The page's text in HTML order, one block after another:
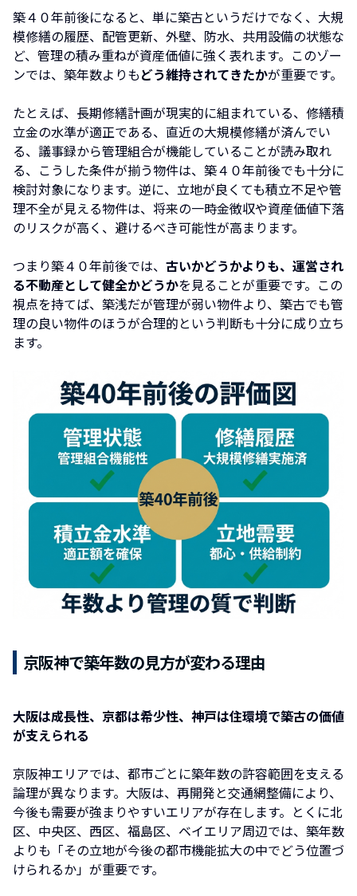
築４０年前後になると、単に築古というだけでなく、大規
模修繕の履歴、配管更新、外壁、防水、共用設備の状態な
ど、管理の積み重ねが資産価値に強く表れます。このゾー
ンでは、築年数よりもどう維持されてきたかが重要です。
たとえば、長期修繕計画が現実的に組まれている、修繕積
立金の水準が適正である、直近の大規模修繕が済んでい
る、議事録から管理組合が機能していることが読み取れ
る、こうした条件が揃う物件は、築４０年前後でも十分に
検討対象になります。逆に、立地が良くても積立不足や管
理不全が見える物件は、将来の一時金徴収や資産価値下落
のリスクが高く、避けるべき可能性が高まります。
つまり築４０年前後では、 古いかどうかよりも、運営され
る不動産として健全かどうかを見ることが重要です。この
視点を持てば、築浅だが管理が弱い物件より、築古でも管
理の良い物件のほうが合理的という判断も十分に成り立ち
ます。
京阪神で築年数の見方が変わる理由
大阪は成長性、京都は希少性、神戸は住環境で築古の価値
が支えられる
京阪神エリアでは、都市ごとに築年数の許容範囲を支える
論理が異なります。大阪は、再開発と交通網整備により、
今後も需要が強まりやすいエリアが存在します。とくに北
区、中央区、西区、福島区、ベイエリア周辺では、築年数
よりも「その立地が今後の都市機能拡大の中でどう位置づ
けられるか」が重要です。